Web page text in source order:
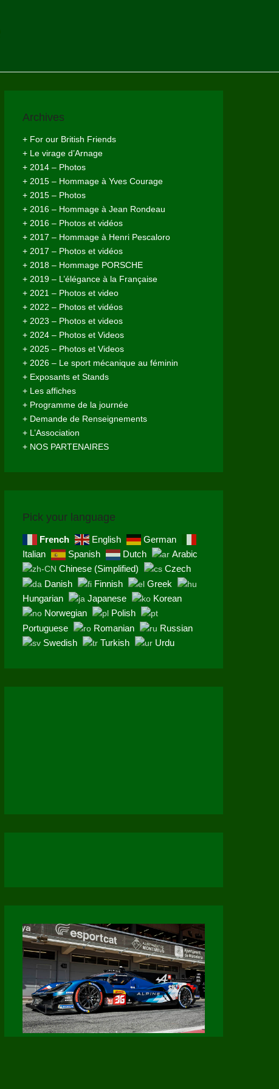
Archives
+ For our British Friends
+ Le virage d’Arnage
+ 2014 – Photos
+ 2015 – Hommage à Yves Courage
+ 2015 – Photos
+ 2016 – Hommage à Jean Rondeau
+ 2016 – Photos et vidéos
+ 2017 – Hommage à Henri Pescaloro
+ 2017 – Photos et vidéos
+ 2018 – Hommage PORSCHE
+ 2019 – L’élégance à la Française
+ 2021 – Photos et video
+ 2022 – Photos et vidéos
+ 2023 – Photos et videos
+ 2024 – Photos et Videos
+ 2025 – Photos et Videos
+ 2026 – Le sport mécanique au féminin
+ Exposants et Stands
+ Les affiches
+ Programme de la journée
+ Demande de Renseignements
+ L’Association
+ NOS PARTENAIRES
Pick your language
French English
German
Italian
Spanish Dutch
Arabic
Chinese (Simplified)
Czech
Danish
Finnish
Greek
Hungarian
Japanese
Korean
Norwegian
Polish
Portuguese
Romanian
Russian
Swedish
Turkish Urdu